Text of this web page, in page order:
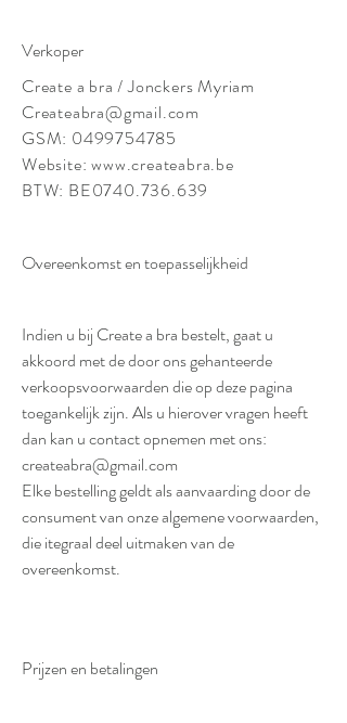
Verkoper
Create a bra / Jonckers Myriam
Createabra@gmail.com
GSM: 0499754785
Website:www.createabra.be
BTW: BE0740.736.639
Overeenkomst en toepasselijkheid
Indien u bij Create a bra bestelt, gaat u
akkoord met de door ons gehanteerde
verkoopsvoorwaarden die op deze pagina
toegankelijk zijn. Als u hierover vragen heeft
dan kan u contact opnemen met ons:
createabra@gmail.com
Elke bestelling geldt als aanvaarding door de
consument van onze algemene voorwaarden,
die itegraal deel uitmaken van de
overeenkomst.
Prijzen en betalingen